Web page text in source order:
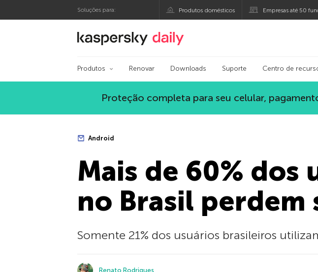
Soluções para: Produtos domésticos Empresas até 50
Blog oficial da Kaspersky
Produtos Renovar Downloads Suporte Centro de
Proteção completa para seu celular,
Android
Mais de 60% dos
no Brasil perdem
Somente 21% dos usuários brasileiros
Renato Rodrigues